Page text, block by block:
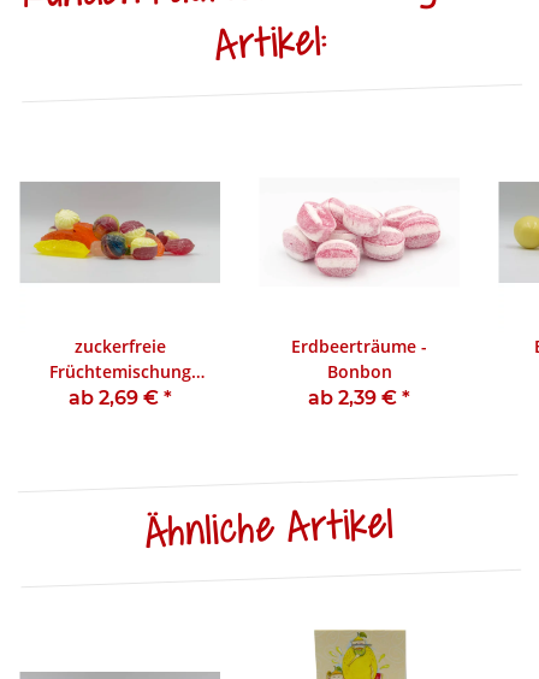
Artikel:
zuckerfreie
Früchtemischung
Bonbon
ab 2,69 € *
Erdbeerträume -
Bonbon
ab 2,39 € *
Ähnliche Artikel